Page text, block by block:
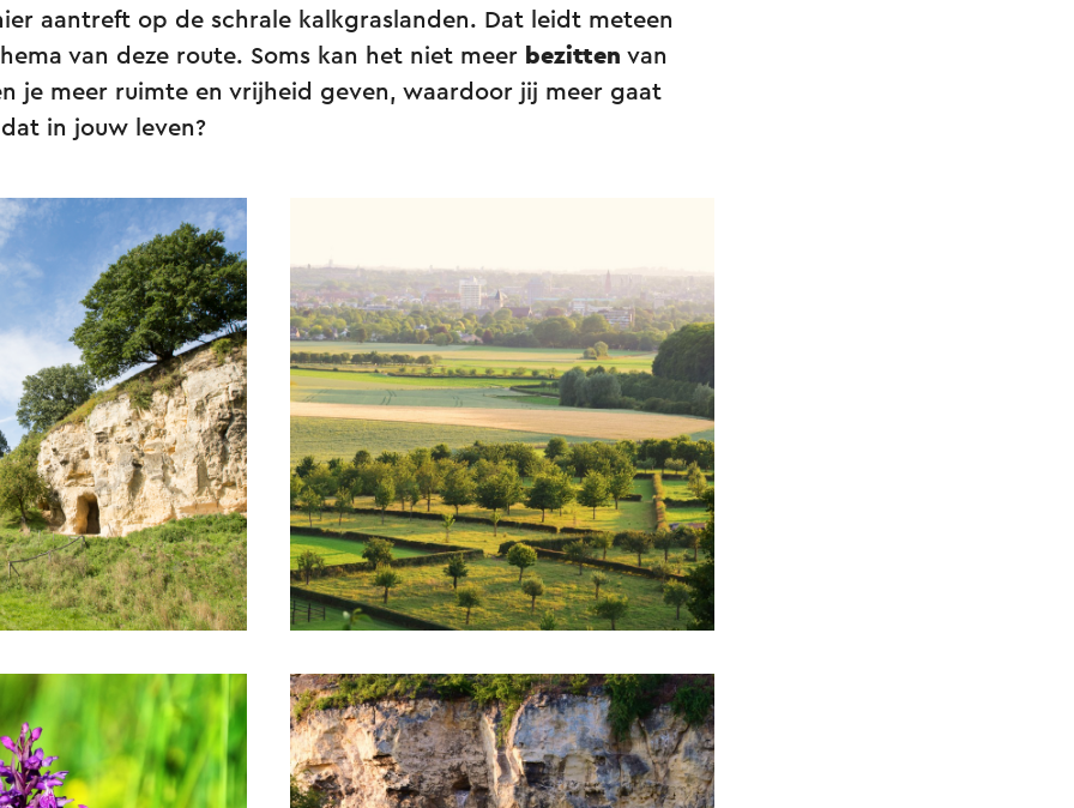
aantreft op de schrale kalkgraslanden. Dat leidt meteen
van deze route. Soms kan het niet meer bezitten van
je meer ruimte en vrijheid geven, waardoor jij meer gaat
in jouw leven?